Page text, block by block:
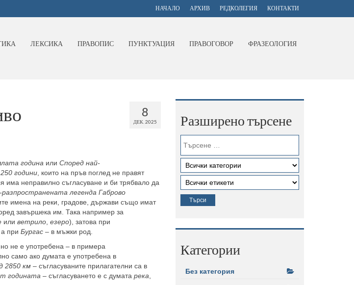
НАЧАЛО АРХИВ РЕДКОЛЕГИЯ КОНТАКТИ
ЛЕКСИКА ПРАВОПИС ПУНКТУАЦИЯ ПРАВОГОВОР ФРАЗЕОЛОГИЯ
8
ДЕК. 2025
година или Според най-
години , които на пръв поглед не правят
има неправилно съгласуване и би трябвало да
легенда Габрово
имена на реки, градове, държави също имат
завършека им. Така например за
или ветрило езеро), затова при
при Бургас – в мъжки род.
не е употребена – в примера
само ако думата е употребена в
2850 км – съгласуваните прилагателни са в
годината – съгласуването е с думата река
Разширено търсене
Категории
Без категория